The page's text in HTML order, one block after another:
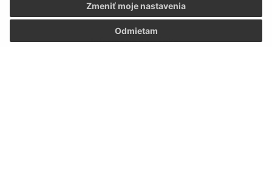
Odmietam
Zmeniť moje nastavenia
Informácie o stránke: